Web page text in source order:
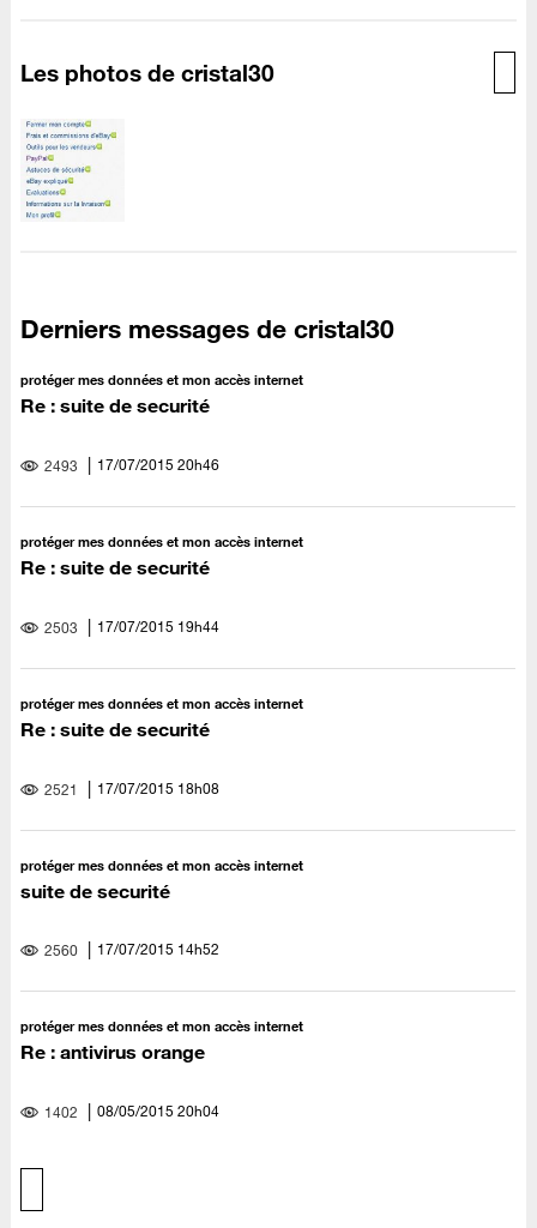
Les photos de cristal30
Derniers messages de cristal30
protéger mes données et mon accès internet
Re : suite de securité
2493 ‎17/07/2015 20h46
protéger mes données et mon accès internet
Re : suite de securité
2503 ‎17/07/2015 19h44
protéger mes données et mon accès internet
Re : suite de securité
2521 ‎17/07/2015 18h08
protéger mes données et mon accès internet
suite de securité
2560 ‎17/07/2015 14h52
protéger mes données et mon accès internet
Re : antivirus orange
1402 ‎08/05/2015 20h04